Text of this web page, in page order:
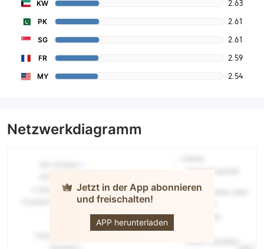
KW 2.63
PK 2.61
SG 2.61
FR 2.59
MY 2.54
Netzwerkdiagramm
Jetzt in der App abonnieren
und freischalten!
APP herunterladen
Swastika